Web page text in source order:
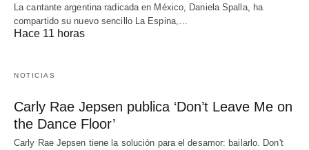
La cantante argentina radicada en México, Daniela Spalla, ha
compartido su nuevo sencillo La Espina,…
Hace 11 horas
NOTICIAS
Carly Rae Jepsen publica ‘Don’t Leave Me on
the Dance Floor’
Carly Rae Jepsen tiene la solución para el desamor: bailarlo. Don't